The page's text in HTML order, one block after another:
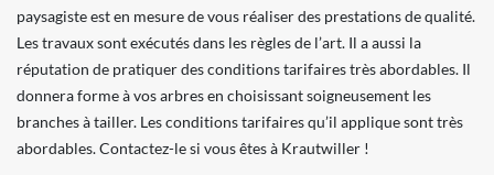
paysagiste est en mesure de vous réaliser des prestations de qualité.
Les travaux sont exécutés dans les règles de l’art. Il a aussi la
réputation de pratiquer des conditions tarifaires très abordables. Il
donnera forme à vos arbres en choisissant soigneusement les
branches à tailler. Les conditions tarifaires qu’il applique sont très
abordables. Contactez-le si vous êtes à Krautwiller !